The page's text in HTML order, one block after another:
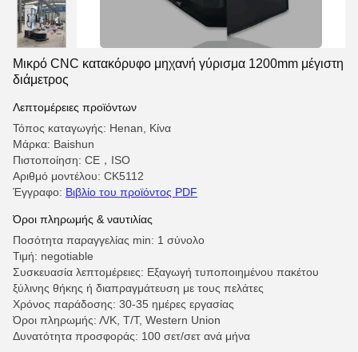
Μικρό CNC κατακόρυφο μηχανή γύρισμα 1200mm μέγιστη
διάμετρος
Λεπτομέρειες προϊόντων
Τόπος καταγωγής: Henan, Κίνα
Μάρκα: Baishun
Πιστοποίηση: CE，ISO
Αριθμό μοντέλου: CK5112
Έγγραφο: Βιβλίο του προϊόντος PDF
Όροι πληρωμής & ναυτιλίας
Ποσότητα παραγγελίας min: 1 σύνολο
Τιμή: negotiable
Συσκευασία λεπτομέρειες: Εξαγωγή τυποποιημένου πακέτου
ξύλινης θήκης ή διαπραγμάτευση με τους πελάτες
Χρόνος παράδοσης: 30-35 ημέρες εργασίας
Όροι πληρωμής: Λ/Κ, Τ/Τ, Western Union
Δυνατότητα προσφοράς: 100 σετ/σετ ανά μήνα